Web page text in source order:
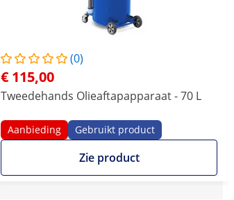
(0)
€ 115,00
Tweedehands Olieaftapapparaat - 70 L
Aanbieding Gebruikt product
Zie product